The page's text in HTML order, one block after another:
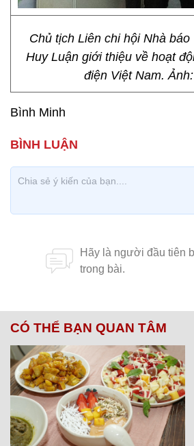
Chủ tịch Liên chi hội Nhà
Huy Luận giới thiệu về hoạt
điện Việt Nam.
Bình Minh
CÓ THỂ BẠN QUAN TÂM